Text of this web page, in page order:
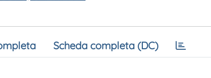
Scheda completa (DC)